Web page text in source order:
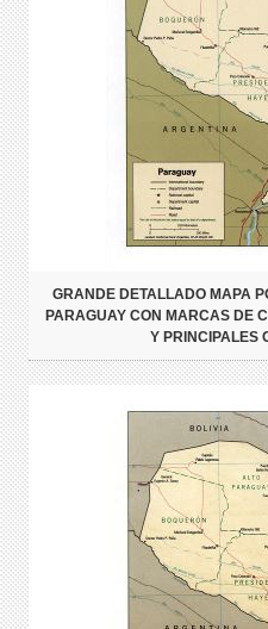
GRANDE DETALLADO MAPA
PARAGUAY CON MARCAS DE
Y PRINCIPALES